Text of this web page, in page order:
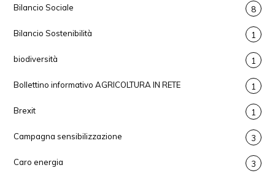
Bilancio Sociale 8
Bilancio Sostenibilità 1
biodiversità 1
Bollettino informativo AGRICOLTURA IN RETE 1
Brexit 1
Campagna sensibilizzazione 3
Caro energia 3